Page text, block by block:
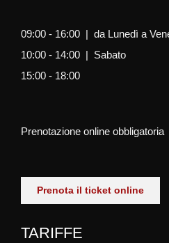
09:00 - 16:00 | da Lunedì a
10:00 - 14:00 | Sabato
15:00 - 18:00
Prenotazione online obbligatoria
Prenota il ticket online
TARIFFE